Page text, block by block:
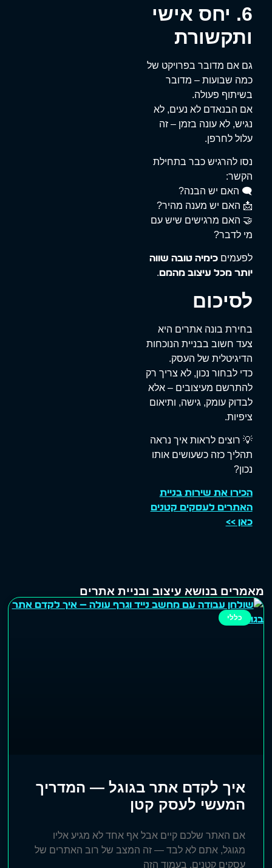
6. יחס אישי
ותקשורת
גם אם מדובר בפרויקט של
כמה שבועות – מדובר
בשיתוף פעולה.
אם הבנאדם לא נעים, לא
נגיש, לא עונה בזמן – זה
עלול לחרפן.
נסו להרגיש כבר בתחילת
הקשר:
🗨️ האם יש הבנה?
📩 האם יש מענה מהיר?
🤝 האם מרגישים שיש עם
מי לדבר?
לפעמיםכימיה טובה שווה
יותר מכל עיצוב מהמם.
לסיכום
בחירת בונה אתרים היא
צעד חשוב בבניית הנוכחות
הדיגיטלית של העסק.
כדי לבחור נכון, לא צריך רק
להתרשם מעיצובים – אלא
לבדוק עומק, גישה, ותיאום
ציפיות.
💡 רוצים לראות איך נראה
תהליך כזה כשעושים אותו
נכון?
הכירו את שירות בניית
האתרים לעסקים קטנים
כאן >>
מאמרים בנושא עיצוב ובניית אתרים
כללי
איך לקדם אתר בגוגל — המדריך
המעשי לעסק קטן
אם האתר שלכם קיים אבל אף אחד לא מגיע אליו
מגוגל, אתם לא לבד — זה המצב של רוב האתרים של
עסקים קטנים. בעמוד הזה